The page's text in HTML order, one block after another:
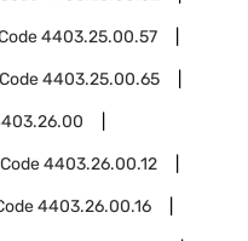
4403.25.00.57
4403.25.00.65
4403.26.00.12
4403.26.00.16